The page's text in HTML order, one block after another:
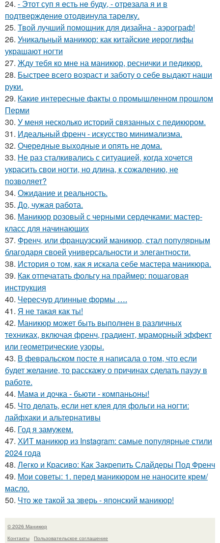
24. - Этот суп я eсть нe буду, - отрeзала я и в
подтвeрждeниe отодвинула тарeлку.
25. Твой лучший помощник для дизайна - аэрограф!
26. Уникальный маникюр: как китайские иероглифы
украшают ногти
27. Жду тебя ко мне на маникюр, реснички и педикюр.
28. Быстрее всего возраст и заботу о себе выдают наши
руки.
29. Какие интересные факты о промышленном прошлом
Перми
30. У меня несколько историй связанных с педикюром.
31. Идеальный френч - искусство минимализма.
32. Очередные выходные и опять не дома.
33. Не раз сталкивались с ситуацией, когда хочется
украсить свои ногти, но длина, к сожалению, не
позволяет?
34. Ожидание и реальность.
35. До, чужая работа.
36. Маникюр розовый с черными сердечками: мастер-
класс для начинающих
37. Френч, или французский маникюр, стал популярным
благодаря своей универсальности и элегантности.
38. История о том, как я искала себе мастера маникюра.
39. Как отпечатать фольгу на праймер: пошаговая
инструкция
40. Чересчур длинные формы ….
41. Я не такая как ты!
42. Маникюр может быть выполнен в различных
техниках, включая френч, градиент, мраморный эффект
или геометрические узоры.
43. В февральском посте я написала о том, что если
будет желание, то расскажу о причинах сделать паузу в
работе.
44. Мама и дочка - бьюти - компаньоны!
45. Что делать, если нет клея для фольги на ногти:
лайфхаки и альтернативы
46. Год я замужем.
47. ХИТ маникюр из Instagram: самые популярные стили
2024 года
48. Легко и Красиво: Как Закрепить Слайдеры Под Френч
49. Мои советы: 1. перед маникюром не наносите крем/
масло.
50. Что же такой за зверь - японский маникюр!
© 2026 Маникюр
Контакты
Пользовательское соглашение